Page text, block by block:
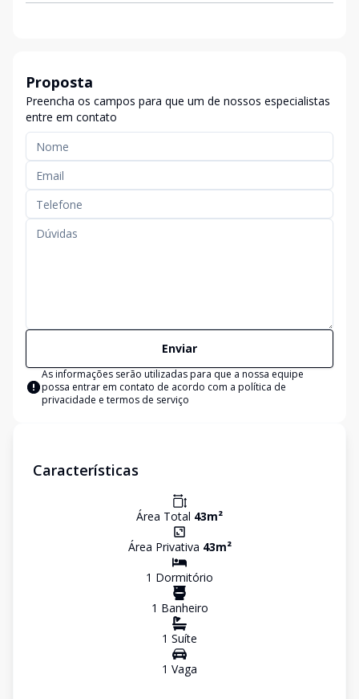
Proposta
Preencha os campos para que um de nossos especialistas
entre em contato
Enviar
As informações serão utilizadas para que a nossa equipe
possa entrar em contato de acordo com a política de
privacidade e termos de serviço
Características
Área Total 43m²
Área Privativa 43m²
1 Dormitório
1 Banheiro
1 Suíte
1 Vaga